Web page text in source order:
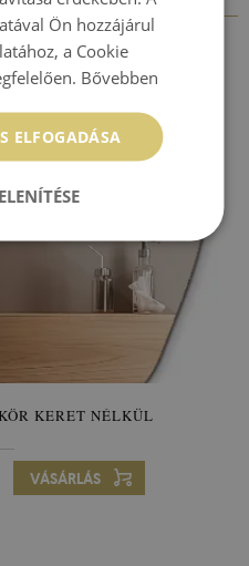
KERET NÉLKÜL
VÁSÁRLÁS
Ön hozzájárul
a Cookie
Bővebben
ELFOGADÁSA